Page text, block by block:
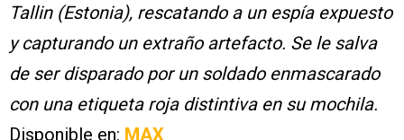
Tallin (Estonia), rescatando a un espía expuesto
y capturando un extraño artefacto. Se le salva
de ser disparado por un soldado enmascarado
con una etiqueta roja distintiva en su mochila.
Disponible en: MAX